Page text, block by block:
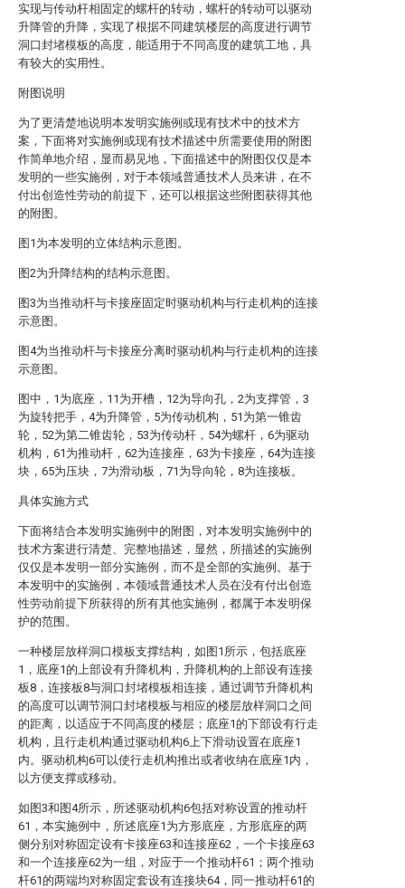
实现与传动杆相固定的螺杆的转动，螺杆的转动可以驱动
升降管的升降，实现了根据不同建筑楼层的高度进行调节
洞口封堵模板的高度，能适用于不同高度的建筑工地，具
有较大的实用性。
附图说明
为了更清楚地说明本发明实施例或现有技术中的技术方
案，下面将对实施例或现有技术描述中所需要使用的附图
作简单地介绍，显而易见地，下面描述中的附图仅仅是本
发明的一些实施例，对于本领域普通技术人员来讲，在不
付出创造性劳动的前提下，还可以根据这些附图获得其他
的附图。
图1为本发明的立体结构示意图。
图2为升降结构的结构示意图。
图3为当推动杆与卡接座固定时驱动机构与行走机构的连接
示意图。
图4为当推动杆与卡接座分离时驱动机构与行走机构的连接
示意图。
图中，1为底座，11为开槽，12为导向孔，2为支撑管，3
为旋转把手，4为升降管，5为传动机构，51为第一锥齿
轮，52为第二锥齿轮，53为传动杆，54为螺杆，6为驱动
机构，61为推动杆，62为连接座，63为卡接座，64为连接
块，65为压块，7为滑动板，71为导向轮，8为连接板。
具体实施方式
下面将结合本发明实施例中的附图，对本发明实施例中的
技术方案进行清楚、完整地描述，显然，所描述的实施例
仅仅是本发明一部分实施例，而不是全部的实施例。基于
本发明中的实施例，本领域普通技术人员在没有付出创造
性劳动前提下所获得的所有其他实施例，都属于本发明保
护的范围。
一种楼层放样洞口模板支撑结构，如图1所示，包括底座
1，底座1的上部设有升降机构，升降机构的上部设有连接
板8，连接板8与洞口封堵模板相连接，通过调节升降机构
的高度可以调节洞口封堵模板与相应的楼层放样洞口之间
的距离，以适应于不同高度的楼层；底座1的下部设有行走
机构，且行走机构通过驱动机构6上下滑动设置在底座1
内。驱动机构6可以使行走机构推出或者收纳在底座1内，
以方便支撑或移动。
如图3和图4所示，所述驱动机构6包括对称设置的推动杆
61，本实施例中，所述底座1为方形底座，方形底座的两
侧分别对称固定设有卡接座63和连接座62，一个卡接座63
和一个连接座62为一组，对应于一个推动杆61；两个推动
杆61的两端均对称固定套设有连接块64，同一推动杆61的